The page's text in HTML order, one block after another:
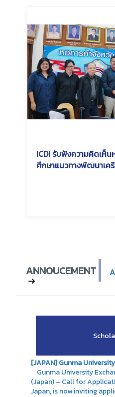
ICDI รับฟังความคิดเห็
ศึกษาแนวทางพัฒนาเค
ANNOUCEMENT
[JAPAN] Gunma
Gunma University
(Japan) – Call for
Japan, is now inviting